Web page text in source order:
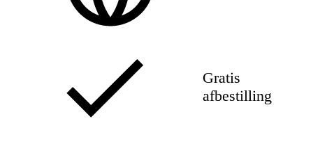
Gratis
afbestilling